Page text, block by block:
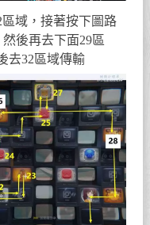
區域，接著按下圖路
然後再去下面29區
去32區域傳輸